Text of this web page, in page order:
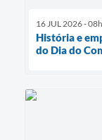
16 JUL 2026 -
História e
do Dia do